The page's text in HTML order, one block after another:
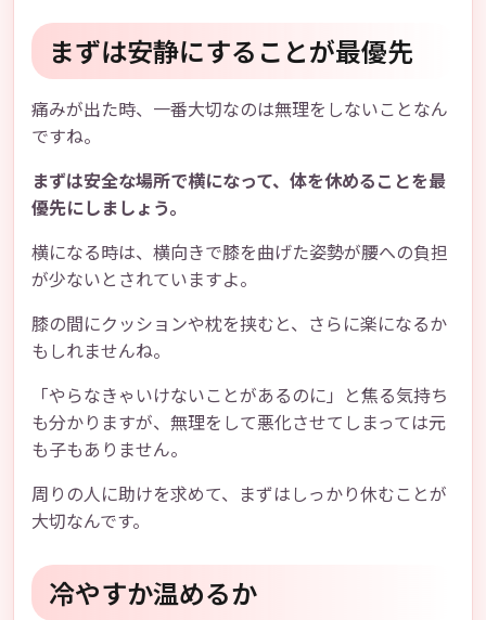
まずは安静にすることが最優先
痛みが出た時、一番大切なのは無理をしないことなん
ですね。
まずは安全な場所で横になって、体を休めることを最
優先にしましょう。
横になる時は、横向きで膝を曲げた姿勢が腰への負担
が少ないとされていますよ。
膝の間にクッションや枕を挟むと、さらに楽になるか
もしれませんね。
「やらなきゃいけないことがあるのに」と焦る気持ち
も分かりますが、無理をして悪化させてしまっては元
も子もありません。
周りの人に助けを求めて、まずはしっかり休むことが
大切なんです。
冷やすか温めるか